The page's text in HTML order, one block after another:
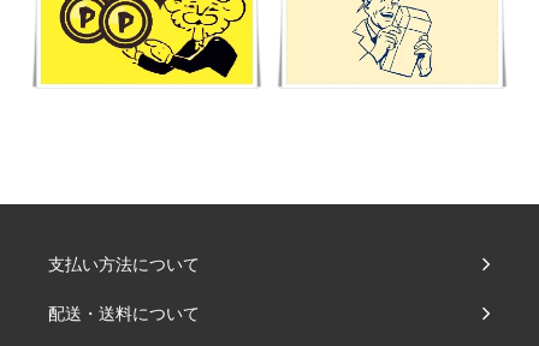
支払い方法について
配送・送料について